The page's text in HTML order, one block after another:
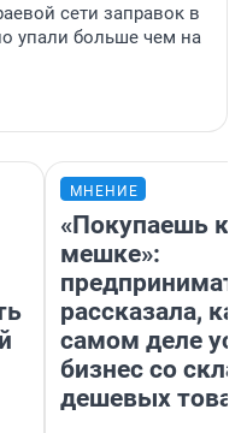
сети заправок в
упали больше чем на
МНЕНИЕ
«Покупаешь
мешке»:
рассказала,
самом деле
бизнес со
дешевых